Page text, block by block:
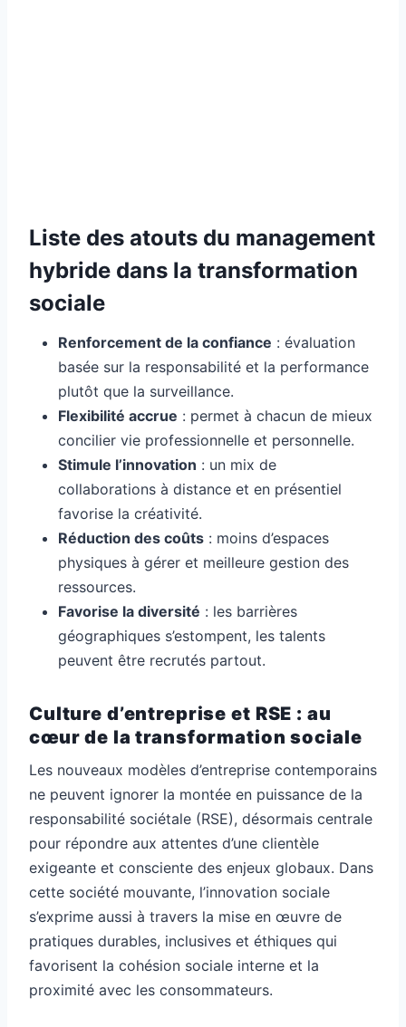
Liste des atouts du management
hybride dans la transformation
sociale
Renforcement de la confiance : évaluation
basée sur la responsabilité et la performance
plutôt que la surveillance.
Flexibilité accrue : permet à chacun de mieux
concilier vie professionnelle et personnelle.
Stimule l’innovation : un mix de
collaborations à distance et en présentiel
favorise la créativité.
Réduction des coûts : moins d’espaces
physiques à gérer et meilleure gestion des
ressources.
Favorise la diversité : les barrières
géographiques s’estompent, les talents
peuvent être recrutés partout.
Culture d’entreprise et RSE : au
cœur de la transformation sociale
Les nouveaux modèles d’entreprise contemporains
ne peuvent ignorer la montée en puissance de la
responsabilité sociétale (RSE), désormais centrale
pour répondre aux attentes d’une clientèle
exigeante et consciente des enjeux globaux. Dans
cette société mouvante, l’innovation sociale
s’exprime aussi à travers la mise en œuvre de
pratiques durables, inclusives et éthiques qui
favorisent la cohésion sociale interne et la
proximité avec les consommateurs.